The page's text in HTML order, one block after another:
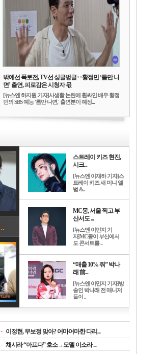
밖에선 폭로전, TV선 싱글벙글‥황정민 ‘틈만 나
면’ 출연, 피로감은 시청자 몫
[뉴스엔 하지원 기자]사생활 논란에 휩싸인 배우 황정
민의 SBS 예능 '틈만 나면,' 출연분이 예정...
스트레이 키즈 현진,
시크...
[뉴스엔 이재하 기자]스
트레이 키즈 새 미니 앨
범 &..
MC몽, 서울 찍고 부
산서도 ...
[뉴스엔 이민지 기
자]MC몽이 부산에서
도 콘서트를 ..
“매출 10% 줘” 박나
래 前...
[뉴스엔 이민지 기자]방
송인 박나래 전 매니저
들이 ..
- 이정현, 무보정 맞아? 어마어마한 다리...
- 채시라 “아프다” 호소→모델 이소라 ...